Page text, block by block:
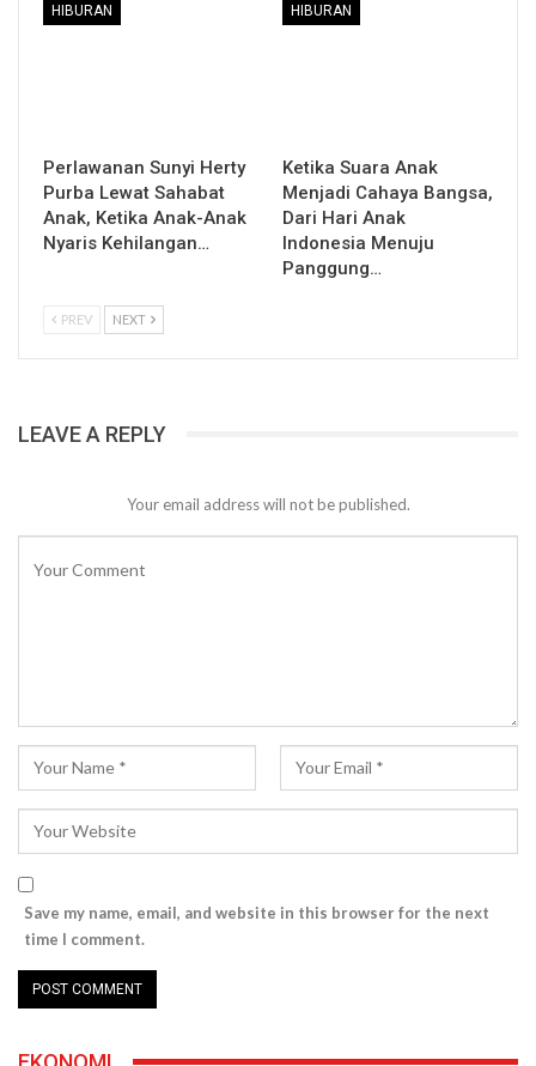
HIBURAN
Perlawanan Sunyi Herty
Purba Lewat Sahabat
Anak, Ketika Anak-Anak
Nyaris Kehilangan…
HIBURAN
Ketika Suara Anak
Menjadi Cahaya Bangsa,
Dari Hari Anak
Indonesia Menuju
Panggung…
PREV NEXT
LEAVE A REPLY
Your email address will not be published.
Save my name, email, and website in this browser for the next
time I comment.